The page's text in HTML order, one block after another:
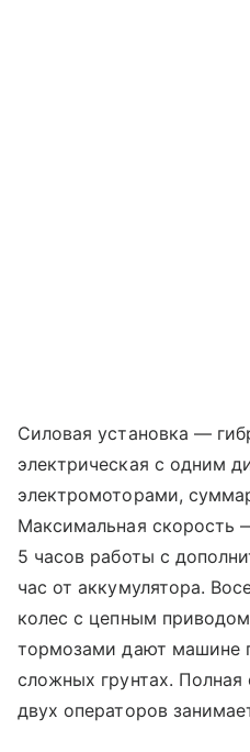
Силовая установка —
электрическая с одним
электромоторами,
Максимальная
5 часов работы с
час от аккумулятора.
колес с цепным
тормозами дают машине
сложных грунтах. Полная
двух операторов